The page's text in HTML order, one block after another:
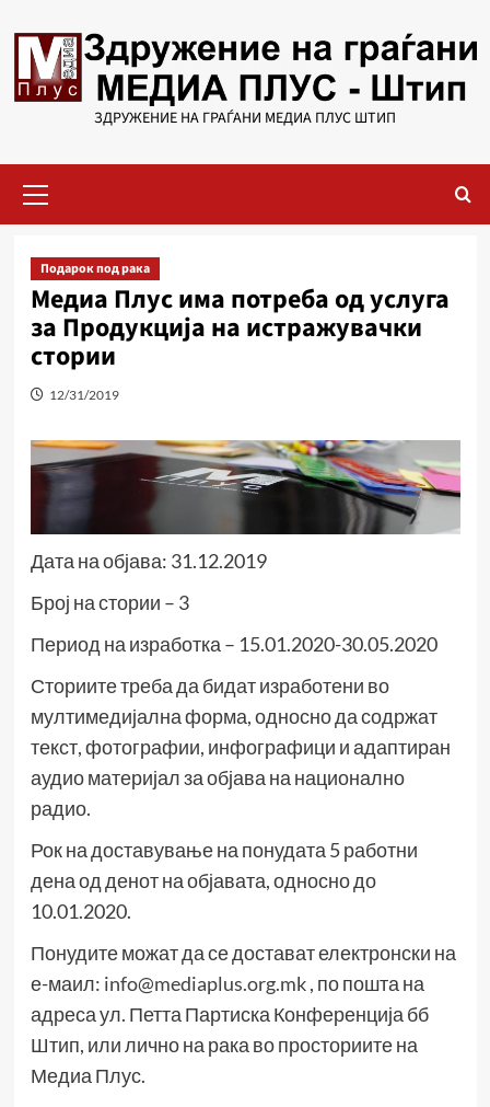
to
content
ЗДРУЖЕНИЕ НА ГРАЃАНИ МЕДИА ПЛУС ШТИП
Menu
Подарок под рака
Медиа Плус има потреба од услуга
за Продукција на истражувачки
стории
12/31/2019
Дата на објава: 31.12.2019
Број на стории – 3
Период на изработка – 15.01.2020-30.05.2020
Сториите треба да бидат изработени во
мултимедијална форма, односно да содржат
текст, фотографии, инфографици и адаптиран
аудио материјал за објава на национално
радио.
Рок на доставување на понудата 5 работни
дена од денот на објавата, односно до
10.01.2020.
Понудите можат да се достават електронски на
е-маил: info@mediaplus.org.mk, по пошта на
адреса ул. Петта Партиска Конференција бб
Штип, или лично на рака во просториите на
Медиа Плус.